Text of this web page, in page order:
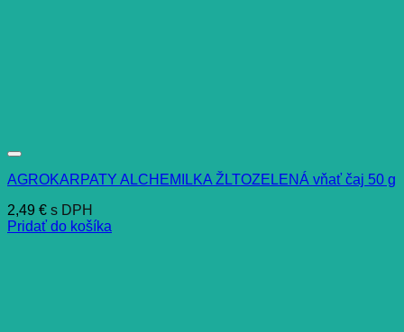
AGROKARPATY ALCHEMILKA ŽLTOZELENÁ vňať čaj 50 g
2,49 € s DPH
Pridať do košíka